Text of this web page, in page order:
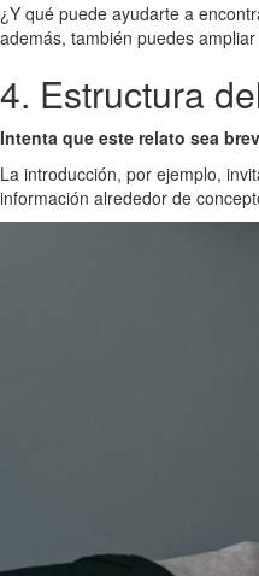
¿Y qué puede ayudarte a
además, también puedes
4. Estructura
Intenta que este relato sea
La introducción, por ejemplo,
información alrededor de